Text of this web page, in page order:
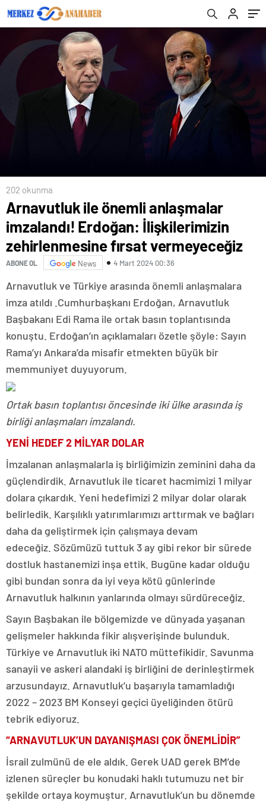
fırsat vermeyeceğiz
202 okunma
Arnavutluk ile önemli anlaşmalar
imzalandı! Erdoğan: İlişkilerimizin
zehirlenmesine fırsat vermeyeceğiz
ABONE OL News 4 Mart 2024 00:36
Arnavutluk ve Türkiye arasında önemli anlaşmalara
imza atıldı .Cumhurbaşkanı Erdoğan, Arnavutluk
Başbakanı Edi Rama ile ortak basın toplantısında
konuştu. Erdoğan’ın açıklamaları özetle şöyle: Sayın
Rama’yı Ankara’da misafir etmekten büyük bir
memmuniyet duyuyorum.
Ortak basın toplantısı öncesinde iki ülke arasında iş
birliği anlaşmaları imzalandı.
YENİ HEDEF 2 MİLYAR DOLAR
İmzalanan anlaşmalarla iş birliğimizin zeminini daha da
güçlendirdik. Arnavutluk ile ticaret hacmimizi 1 milyar
dolara çıkardık. Yeni hedefimizi 2 milyar dolar olarak
belirledik. Karşılıklı yatırımlarımızı arttırmak ve bağları
daha da geliştirmek için çalışmaya devam
edeceğiz. Sözümüzü tuttuk 3 ay gibi rekor bir sürede
dostluk hastanemizi inşa ettik. Bugüne kadar olduğu
gibi bundan sonra da iyi veya kötü günlerinde
Arnavutluk halkının yanlarında olmayı sürdüreceğiz.
Sayın Başbakan ile bölgemizde ve dünyada yaşanan
gelişmeler hakkında fikir alışverişinde bulunduk.
Türkiye ve Arnavutluk iki NATO müttefikidir. Savunma
sanayii ve askeri alandaki iş birliğini de derinleştirmek
arzusundayız. Arnavutluk’u başarıyla tamamladığı
2022 – 2023 BM Konseyi geçici üyeliğinden ötürü
tebrik ediyoruz.
“ARNAVUTLUK’UN DAYANIŞMASI ÇOK ÖNEMLİDİR”
İsrail zulmünü de ele aldık. Gerek UAD gerek BM’de
izlenen süreçler bu konudaki haklı tutumuzu net bir
şekilde ortaya koymuştur. Arnavutluk’un bu dönemde